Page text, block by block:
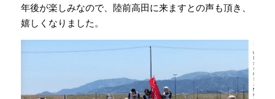
年後が楽しみなので、陸前高田に来ますとの声も頂き、
嬉しくなりました。